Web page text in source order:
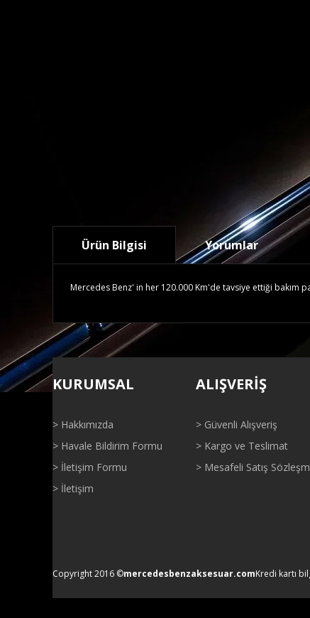
Ürün Bilgisi Yorumlar
Mercedes Benz' in her 120.000 Km'de tavsiye ettiği bakım
Bu ürünün fiyat bilgisi, resim, ürün açıklamalarında
Görüş ve önerileriniz için teşekkür ederiz.
Ürün resmi kalitesiz, bozuk veya görüntülenemiyor.
Ürün fiyatı diğer sitelerden daha pahalı.
KURUMSAL
> Hakkımızda
> Havale Bildirim Formu
> İletişim Formu
> İletişim
ALIŞVERİŞ
> Güvenli Alışveriş
> Kargo ve Teslimat
> Mesafeli Satış
Copyright 2016 ©mercedesbenzaksesuar.comKredi kartı